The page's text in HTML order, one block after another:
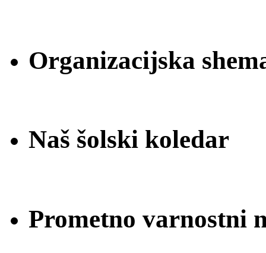
Organizacijska
Naš šolski koledar
Prometno varnostni